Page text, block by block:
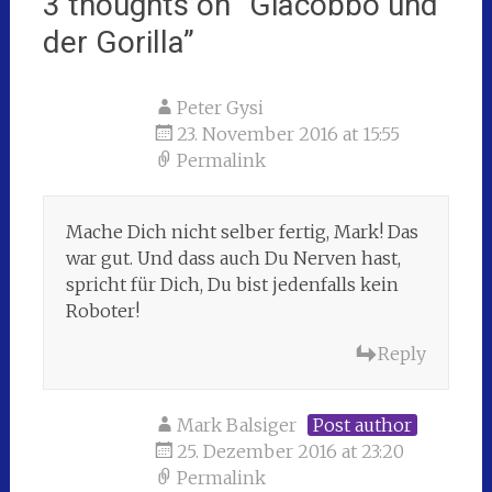
der Gorilla”
Peter Gysi
23. November 2016 at 15:55
Permalink
Mache Dich nicht selber fertig, Mark! Das
war gut. Und dass auch Du Nerven hast,
spricht für Dich, Du bist jedenfalls kein
Roboter!
Reply
Mark Balsiger
Post author
25. Dezember 2016 at 23:20
Permalink